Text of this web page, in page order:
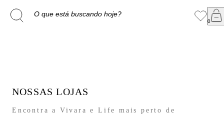
NOSSAS LOJAS
Encontra a Vivara e Life mais perto de